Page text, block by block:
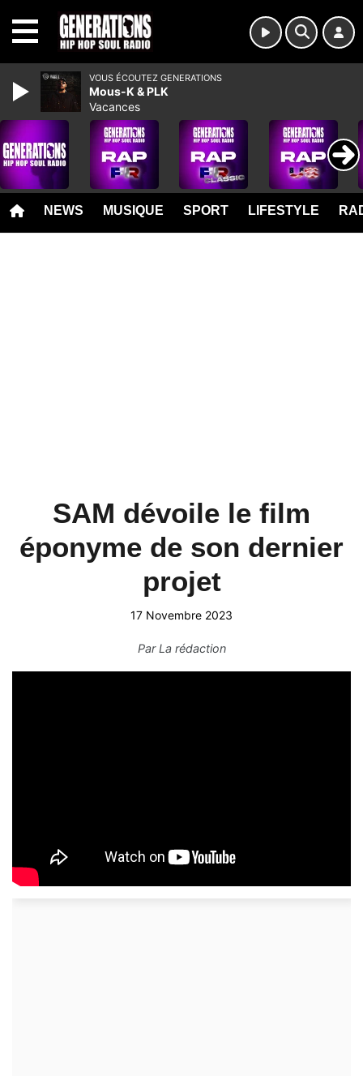
NEWS MUSIQUE SPORT LIFESTYLE
SAM dévoile le film
éponyme de son dernier
projet
17 Novembre 2023
ParLa rédaction
VOUS ÉCOUTEZ GENERATIONS
Mous-K & PLK
Vacances